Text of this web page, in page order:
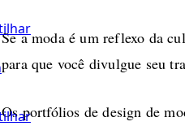
Se a moda é um reflexo da
para que você divulgue seu
Os portfólios de design de